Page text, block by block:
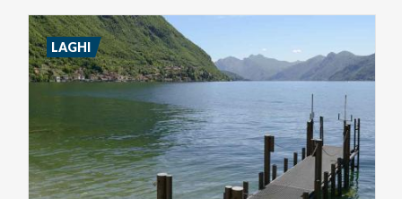
LAGHI